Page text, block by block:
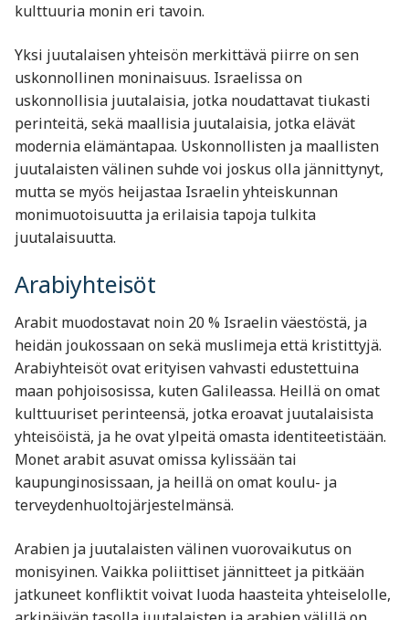
kulttuuria monin eri tavoin.
Yksi juutalaisen yhteisön merkittävä piirre on sen
uskonnollinen moninaisuus. Israelissa on
uskonnollisia juutalaisia, jotka noudattavat tiukasti
perinteitä, sekä maallisia juutalaisia, jotka elävät
modernia elämäntapaa. Uskonnollisten ja maallisten
juutalaisten välinen suhde voi joskus olla jännittynyt,
mutta se myös heijastaa Israelin yhteiskunnan
monimuotoisuutta ja erilaisia tapoja tulkita
juutalaisuutta.
Arabiyhteisöt
Arabit muodostavat noin 20 % Israelin väestöstä, ja
heidän joukossaan on sekä muslimeja että kristittyjä.
Arabiyhteisöt ovat erityisen vahvasti edustettuina
maan pohjoisosissa, kuten Galileassa. Heillä on omat
kulttuuriset perinteensä, jotka eroavat juutalaisista
yhteisöistä, ja he ovat ylpeitä omasta identiteetistään.
Monet arabit asuvat omissa kylissään tai
kaupunginosissaan, ja heillä on omat koulu- ja
terveydenhuoltojärjestelmänsä.
Arabien ja juutalaisten välinen vuorovaikutus on
monisyinen. Vaikka poliittiset jännitteet ja pitkään
jatkuneet konfliktit voivat luoda haasteita yhteiselolle,